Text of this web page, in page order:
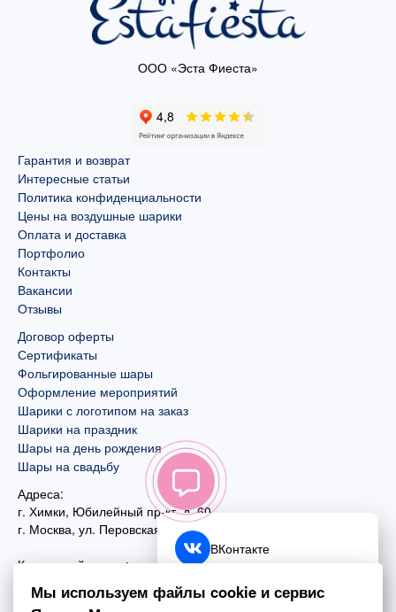
ООО «Эста Фиеста»
Гарантия и возврат
Интересные статьи
Политика конфиденциальности
Цены на воздушные шарики
Оплата и доставка
Портфолио
Контакты
Вакансии
Отзывы
Договор оферты
Сертификаты
Фольгированные шары
Оформление мероприятий
Шарики с логотипом на заказ
Шарики на праздник
Шары на день рождения
Шары на свадьбу
Адреса:
г. Химки, Юбилейный пр-кт, д. 60
г. Москва, ул. Перовская, д. 59
Контактный номер:
+7 (495) 970-44-75
ВКонтакте
Telegram
Мы используем файлы cookie и сервис